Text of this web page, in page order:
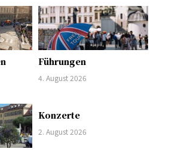
Führungen
4. August 2026
Konzerte
2. August 2026